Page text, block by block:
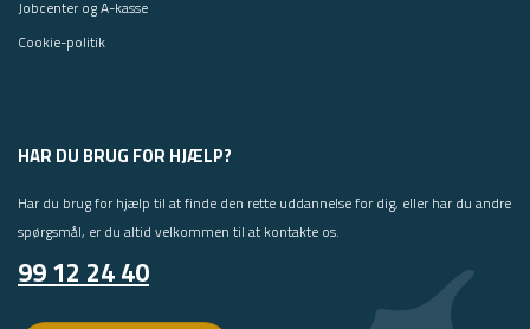
Jobcenter og A-kasse
Cookie-politik
HAR DU BRUG FOR HJÆLP?
Har du brug for hjælp til at finde den rette uddannelse for dig, eller har du andre
spørgsmål, er du altid velkommen til at kontakte os.
99 12 24 40